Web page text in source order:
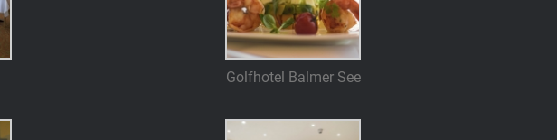
Golfhotel Balmer See